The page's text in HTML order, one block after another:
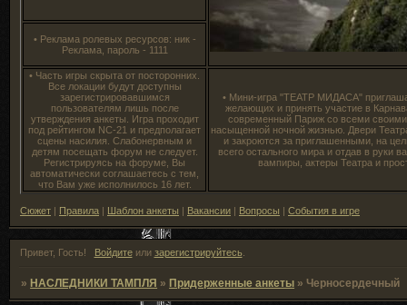
• Реклама ролевых ресурсов: ник -
Реклама, пароль - 1111
• Часть игры скрыта от посторонних.
Все локации будут доступны
зарегистрировавшимся
пользователям лишь после
утверждения анкеты. Игра проходит
под рейтингом NC-21 и предполагает
сцены насилия. Слабонервным и
детям посещать форум не следует.
Регистрируясь на форуме, Вы
автоматически соглашаетесь с тем,
что Вам уже исполнилось 16 лет.
• Мини-игра "ТЕАТР МИДАСА"
желающих и принять участие в
современный Париж со всеми
насыщенной ночной жизнью. Двери
и закроются за приглашенными, на
всего остального мира и отдав в руки
вампиры, актеры Театра и
Сюжет | Правила | Шаблон анкеты | Вакансии | Вопросы | События в игре
Привет, Гость! Войдитеили зарегистрируйтесь.
» НАСЛЕДНИКИ ТАМПЛЯ » Придерженные анкеты »Черносердечный